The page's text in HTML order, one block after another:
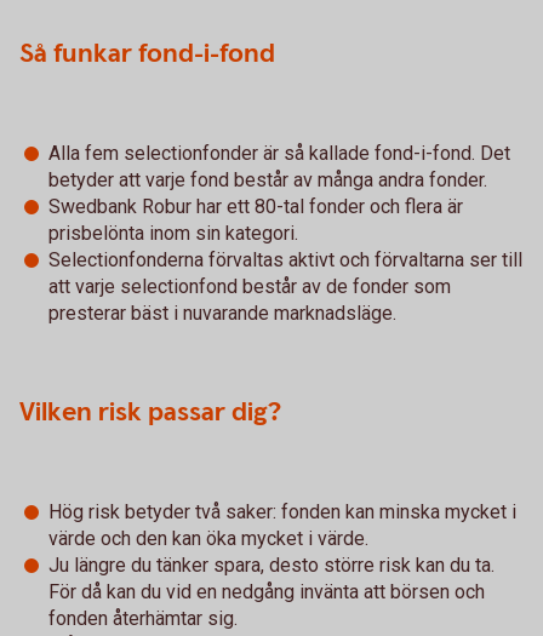
Så funkar fond-i-fond
Alla fem selectionfonder är så kallade fond-i-fond. Det
betyder att varje fond består av många andra fonder.
Swedbank Robur har ett 80-tal fonder och flera är
prisbelönta inom sin kategori.
Selectionfonderna förvaltas aktivt och förvaltarna ser till
att varje selectionfond består av de fonder som
presterar bäst i nuvarande marknadsläge.
Vilken risk passar dig?
Hög risk betyder två saker: fonden kan minska mycket i
värde och den kan öka mycket i värde.
Ju längre du tänker spara, desto större risk kan du ta.
För då kan du vid en nedgång invänta att börsen och
fonden återhämtar sig.